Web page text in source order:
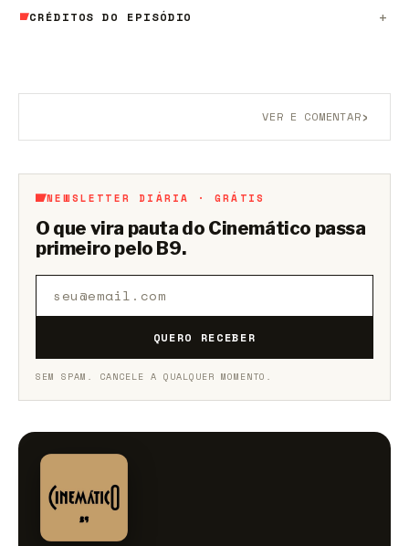
CRÉDITOS DO EPISÓDIO
VER E COMENTAR›
NEWSLETTER DIÁRIA · GRÁTIS
O que vira pauta do Cinemático passa
primeiro pelo B9.
QUERO RECEBER
SEM SPAM. CANCELE A QUALQUER MOMENTO.